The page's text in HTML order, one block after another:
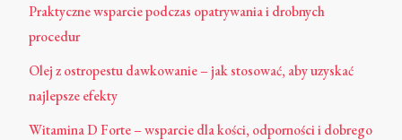
Praktyczne wsparcie podczas opatrywania i drobnych
procedur
Olej z ostropestu dawkowanie – jak stosować, aby uzyskać
najlepsze efekty
Witamina D Forte – wsparcie dla kości, odporności i dobrego